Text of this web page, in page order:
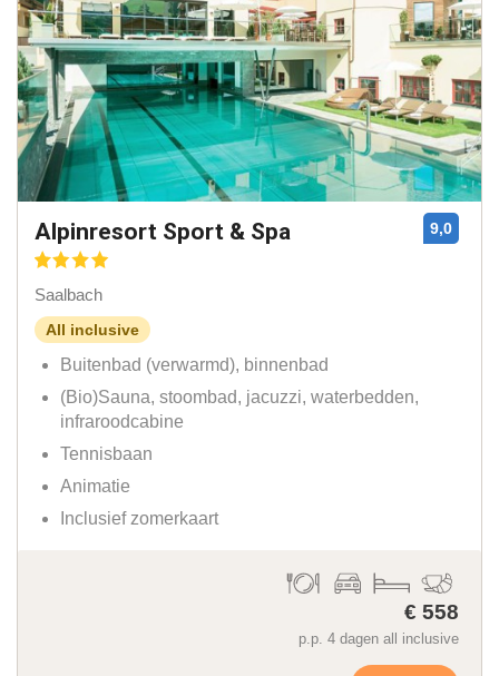
Alpinresort Sport & Spa
Saalbach
All inclusive
Buitenbad (verwarmd), binnenbad
(Bio)Sauna, stoombad, jacuzzi, waterbedden,
infraroodcabine
Tennisbaan
Animatie
Inclusief zomerkaart
9,0
€ 558
p.p. 4 dagen all inclusive